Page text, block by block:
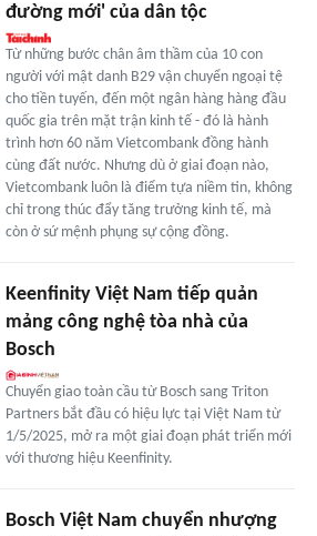
đường mới' của dân tộc
Từ những bước chân âm thầm của 10 con
người với mật danh B29 vận chuyển ngoại tệ
cho tiền tuyến, đến một ngân hàng hàng đầu
quốc gia trên mặt trận kinh tế - đó là hành
trình hơn 60 năm Vietcombank đồng hành
cùng đất nước. Nhưng dù ở giai đoạn nào,
Vietcombank luôn là điểm tựa niềm tin, không
chỉ trong thúc đẩy tăng trưởng kinh tế, mà
còn ở sứ mệnh phụng sự cộng đồng.
Keenfinity Việt Nam tiếp quản
mảng công nghệ tòa nhà của
Bosch
Chuyển giao toàn cầu từ Bosch sang Triton
Partners bắt đầu có hiệu lực tại Việt Nam từ
1/5/2025, mở ra một giai đoạn phát triển mới
với thương hiệu Keenfinity.
Bosch Việt Nam chuyển nhượng